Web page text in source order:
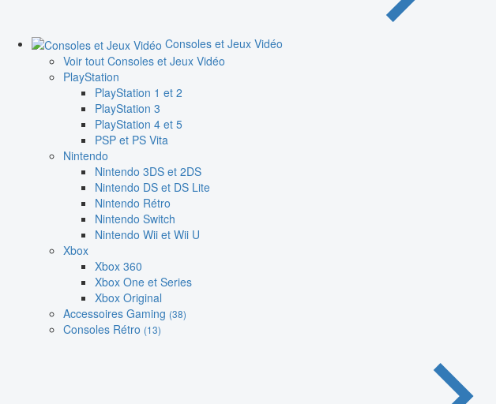
Consoles et Jeux Vidéo
Voir tout Consoles et Jeux Vidéo
PlayStation
PlayStation 1 et 2
PlayStation 3
PlayStation 4 et 5
PSP et PS Vita
Nintendo
Nintendo 3DS et 2DS
Nintendo DS et DS Lite
Nintendo Rétro
Nintendo Switch
Nintendo Wii et Wii U
Xbox
Xbox 360
Xbox One et Series
Xbox Original
Accessoires Gaming (38)
Consoles Rétro (13)